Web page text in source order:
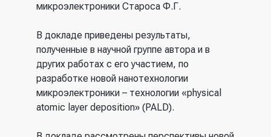
микроэлектроники Староса Ф.Г.
В докладе приведены результаты,
полученные в научной группе автора и в
других работах с его участием, по
разработке новой нанотехнологии
микроэлектроники – технологии «physical
atomic layer deposition» (PALD).